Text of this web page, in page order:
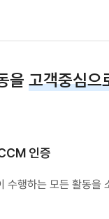
을 고객중심으
인증
행하는 모든 활동을